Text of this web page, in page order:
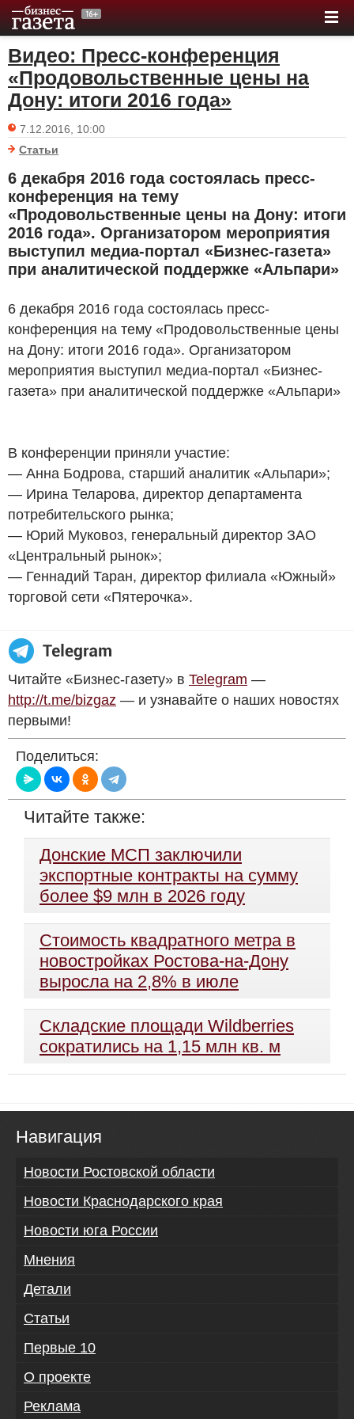
Видео: Пресс-конференция
«Продовольственные цены на
Дону: итоги 2016 года»
7.12.2016, 10:00
Статьи
6 декабря 2016 года состоялась пресс-
конференция на тему
«Продовольственные цены на Дону: итоги
2016 года». Организатором мероприятия
выступил медиа-портал «Бизнес-газета»
при аналитической поддержке «Альпари»
6 декабря 2016 года состоялась пресс-
конференция на тему «Продовольственные цены
на Дону: итоги 2016 года». Организатором
мероприятия выступил медиа-портал «Бизнес-
газета» при аналитической поддержке «Альпари»
В конференции приняли участие:
— Анна Бодрова, старший аналитик «Альпари»;
— Ирина Теларова, директор департамента
потребительского рынка;
— Юрий Муковоз, генеральный директор ЗАО
«Центральный рынок»;
— Геннадий Таран, директор филиала «Южный»
торговой сети «Пятерочка».
Читайте «Бизнес-газету» в Telegram —
http://t.me/bizgaz — и узнавайте о наших новостях
первыми!
Поделиться:
Читайте также:
Донские МСП заключили
экспортные контракты на сумму
более $9 млн в 2026 году
Стоимость квадратного метра в
новостройках Ростова-на-Дону
выросла на 2,8% в июле
Складские площади Wildberries
сократились на 1,15 млн кв. м
Навигация
Новости Ростовской области
Новости Краснодарского края
Новости юга России
Мнения
Детали
Статьи
Первые 10
О проекте
Реклама